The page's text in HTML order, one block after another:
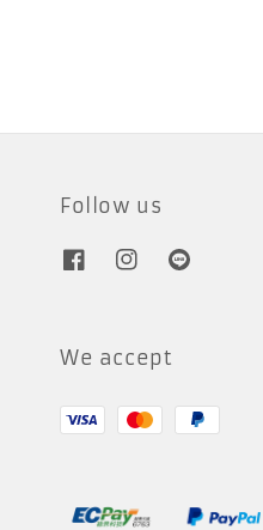
Follow us
We accept